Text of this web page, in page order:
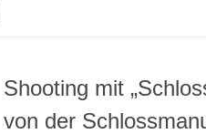
Shooting mit
von der